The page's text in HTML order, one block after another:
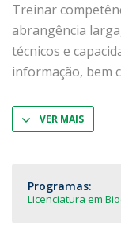
Treinar
abrangência
técnicos e
informação, bem
VER MAIS
Programas:
Licenciatura em